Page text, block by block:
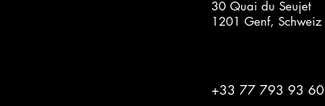
30 Quai du Seujet
1201 Genf, Schweiz
+33 77 793 93 60